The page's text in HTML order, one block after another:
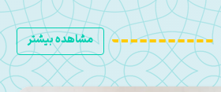
مشاهده بیشتر